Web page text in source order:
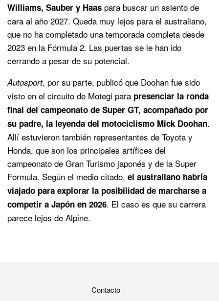
Williams, Sauber y Haas para buscar un asiento de
cara al año 2027. Queda muy lejos para el australiano,
que no ha completado una temporada completa desde
2023 en la Fórmula 2. Las puertas se le han ido
cerrando a pesar de su potencial.
Autosport, por su parte, publicó que Doohan fue sido
visto en el circuito de Motegi para presenciar la ronda
final del campeonato de Super GT, acompañado por
su padre, la leyenda del motociclismo Mick Doohan.
Allí estuvieron también representantes de Toyota y
Honda, que son los principales artífices del
campeonato de Gran Turismo japonés y de la Super
Formula. Según el medio citado, el australiano habría
viajado para explorar la posibilidad de marcharse a
competir a Japón en 2026. El caso es que su carrera
parece lejos de Alpine.
Contacto